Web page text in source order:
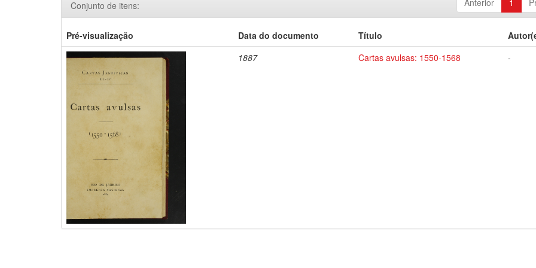
Anterior 1
Conjunto de itens:
Pré-visualização Data do documento Título
1887
Cartas avulsas: 1550-1568 -